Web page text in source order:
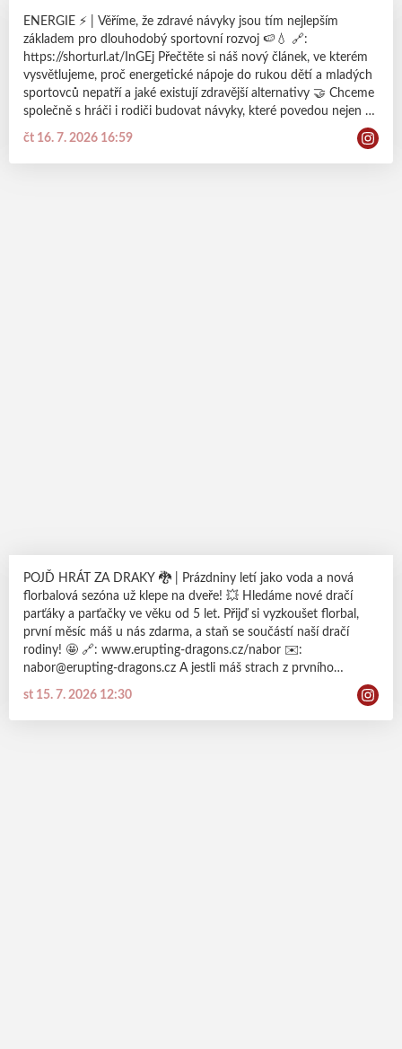
ENERGIE ⚡️ | Věříme, že zdravé návyky jsou tím nejlepším
základem pro dlouhodobý sportovní rozvoj 🍉💧 🔗:
https://shorturl.at/InGEj Přečtěte si náš nový článek, ve kterém
vysvětlujeme, proč energetické nápoje do rukou dětí a mladých
sportovců nepatří a jaké existují zdravější alternativy 🤝 Chceme
společně s hráči i rodiči budovat návyky, které povedou nejen k
lepším výkonům, ale především ke zdravému životnímu stylu 🐉
#probudvsobedraka #eruptingdragons
čt 16. 7. 2026 16:59
POJĎ HRÁT ZA DRAKY 🐉 | Prázdniny letí jako voda a nová
florbalová sezóna už klepe na dveře! 💥 Hledáme nové dračí
parťáky a parťačky ve věku od 5 let. Přijď si vyzkoušet florbal,
první měsíc máš u nás zdarma, a staň se součástí naší dračí
rodiny! 🤩 🔗: www.erupting-dragons.cz/nabor ✉️:
nabor@erupting-dragons.cz A jestli máš strach z prvního
treéninku? Jak náš kamarád DRAGY rád říká: “Každý drak někdy
#dracisila #probudvsobedraka #eruptingdragons
st 15. 7. 2026 12:30